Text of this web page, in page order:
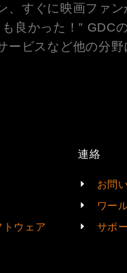
すぐに映画ファ
良かった！”
ビスなど他の分野
ウェア
連絡
お問
ワー
サポ